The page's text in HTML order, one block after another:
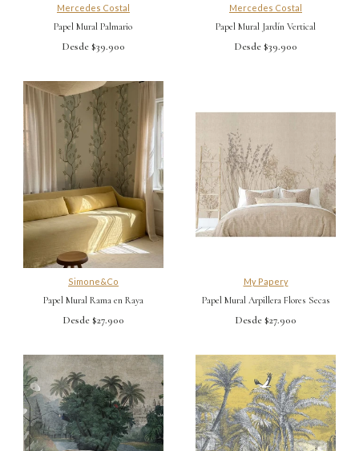
Mercedes Costal
Papel Mural Palmario
Desde $39.900
Mercedes Costal
Papel Mural Jardín Vertical
Desde $39.900
Simone&Co
Papel Mural Rama en Raya
Desde $27.900
My Papery
Papel Mural Arpillera Flores Secas
Desde $27.900